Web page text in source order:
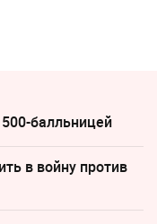
балльницей
в войну против